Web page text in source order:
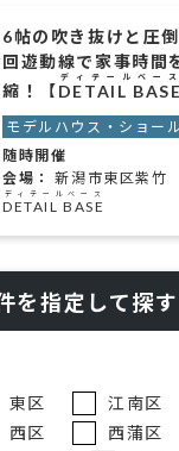
6帖の吹き抜けと圧
回遊動線で家事時間
縮！【DETAIL
ディテールベース
モデルハウス・ショー
随時開催
会場：
新潟市東区紫竹
DETAIL BASE
ディテールベース
を指定して探す
東区
江南区
西区 西蒲区